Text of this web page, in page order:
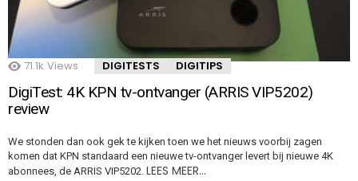
71.1k Views DIGITESTS DIGITIPS
DigiTest: 4K KPN tv-ontvanger (ARRIS VIP5202)
review
We stonden dan ook gek te kijken toen we het nieuws voorbij zagen
komen dat KPN standaard een nieuwe tv-ontvanger levert bij nieuwe 4K
abonnees, de ARRIS VIP5202. LEES MEER…